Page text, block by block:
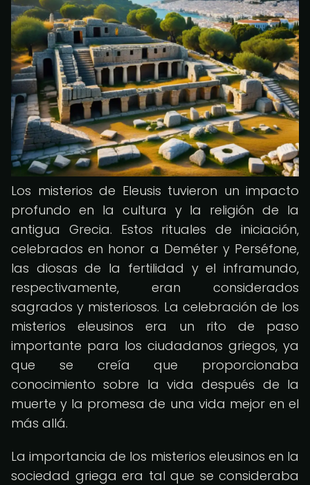
Los misterios de Eleusis tuvieron un impacto
profundo en la cultura y la religión de la
antigua Grecia. Estos rituales de iniciación,
celebrados en honor a Deméter y Perséfone,
las diosas de la fertilidad y el inframundo,
respectivamente, eran considerados
sagrados y misteriosos. La celebración de los
misterios eleusinos era un rito de paso
importante para los ciudadanos griegos, ya
que se creía que proporcionaba
conocimiento sobre la vida después de la
muerte y la promesa de una vida mejor en el
más allá.
La importancia de los misterios eleusinos en la
sociedad griega era tal que se consideraba